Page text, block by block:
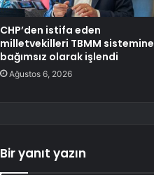
CHP’den istifa eden
milletvekilleri TBMM sistemine
bağımsız olarak işlendi
Ağustos 6, 2026
Bir yanıt yazın